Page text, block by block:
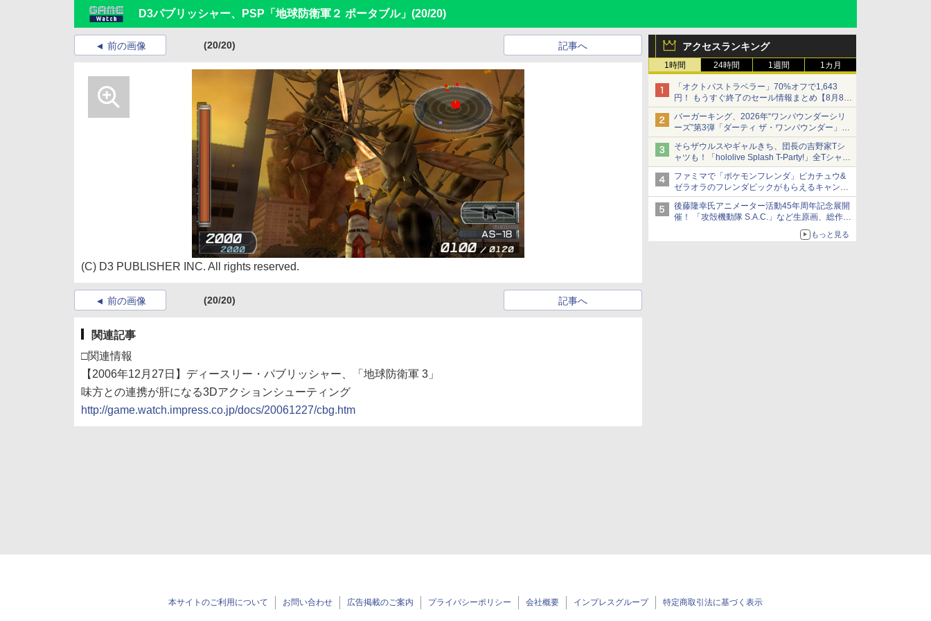
D3パブリッシャー、PSP「地球防衛軍２ ポータブル」 (20/20)
アクセスランキング
1時間 24時間 1週間 1カ月
「オクトパストラベラー」70%オフで1,643
円！ もうすぐ終了のセール情報まとめ【8月8日
更新】
ニンテンドーeショップでは「大神 絶景版」が
67%オフで990円
バーガーキング、2026年“ワンパウンダーシリ
ーズ”第3弾「ダーティ ザ・ワンパウンダー」を
8月7日発売
「特製ガーリックマヨソース」を使用した超大
型チーズバーガー
そらザウルスやギャルきち、団長の吉野家Tシ
ャツも！「hololive Splash T-Party!」全Tシャツ
ラインナップ公開＆オンライン販売開始
ファミマで「ポケモンフレンダ」ピカチュウ&
ゼラオラのフレンダピックがもらえるキャンペ
ーン開催！
後藤隆幸氏アニメーター活動45年周年記念展開
催！ 「攻殻機動隊 S.A.C.」など生原画、総作画
もっと見る
前の画像 (20/20) 記事へ
(C) D3 PUBLISHER INC. All rights reserved.
前の画像 (20/20) 記事へ
関連記事
□関連情報
【2006年12月27日】ディースリー・パブリッシャー、「地球防衛軍 3」
味方との連携が肝になる3Dアクションシューティング
http://game.watch.impress.co.jp/docs/20061227/cbg.htm
本サイトのご利用について お問い合わせ 広告掲載のご案内 プライバシーポリシー 会社概要 インプレスグループ 特定商取引法に基づく表示